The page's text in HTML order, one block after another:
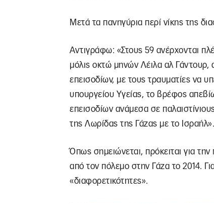
Μετά τα πανηγύρια περί νίκης της
Αντιγράφω: «Στους 59 ανέρχονται
μόλις οκτώ μηνών Λέιλα αλ Γάντουρ,
επεισοδίων, με τους τραυματίες να
υπουργείου Υγείας, το βρέφος
επεισοδίων ανάμεσα σε
της Λωρίδας της Γάζας με το Ισραήλ».
Όπως σημειώνεται, πρόκειται για την
από τον πόλεμο στην Γάζα το 2014.
«διαφορετικότητες».